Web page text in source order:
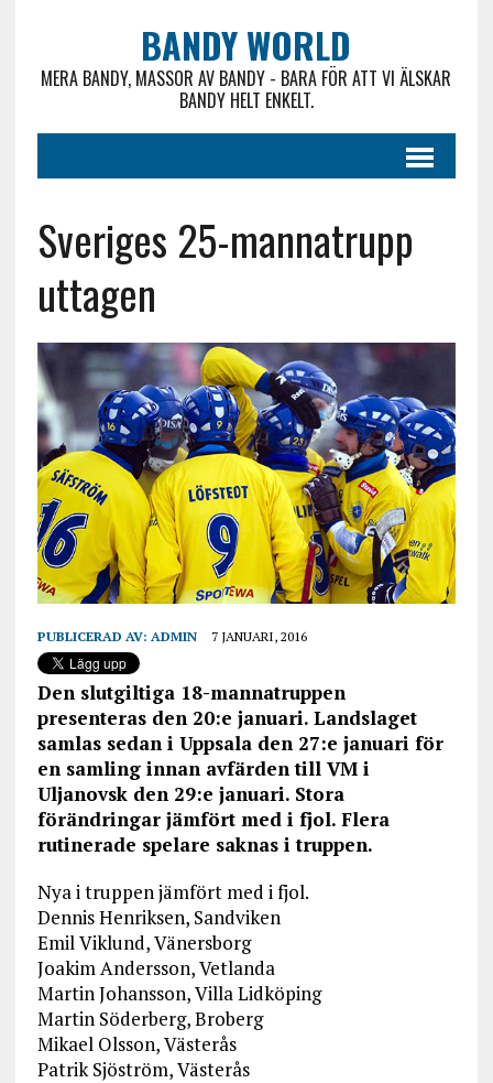
BANDY WORLD
MERA BANDY, MASSOR AV BANDY - BARA FÖR ATT VI ÄLSKAR
BANDY HELT ENKELT.
Sveriges 25-mannatrupp
uttagen
PUBLICERAD AV: ADMIN 7 JANUARI, 2016
Den slutgiltiga 18-mannatruppen
presenteras den 20:e januari. Landslaget
samlas sedan i Uppsala den 27:e januari för
en samling innan avfärden till VM i
Uljanovsk den 29:e januari. Stora
förändringar jämfört med i fjol. Flera
rutinerade spelare saknas i truppen.
Nya i truppen jämfört med i fjol.
Dennis Henriksen, Sandviken
Emil Viklund, Vänersborg
Joakim Andersson, Vetlanda
Martin Johansson, Villa Lidköping
Martin Söderberg, Broberg
Mikael Olsson, Västerås
Patrik Sjöström, Västerås